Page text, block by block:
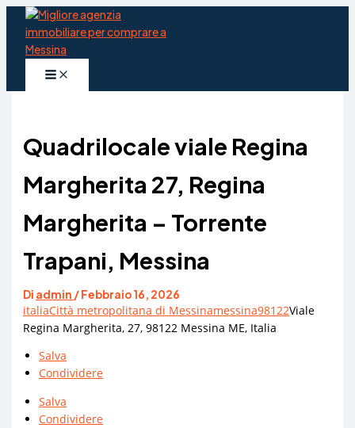
contenuto
Quadrilocale viale Regina
Margherita 27, Regina
Margherita – Torrente
Trapani, Messina
Di admin /Febbraio 16, 2026
italiaCittà metropolitana di Messinamessina98122Viale
Regina Margherita, 27, 98122 Messina ME, Italia
Salva
Condividere
Salva
Condividere